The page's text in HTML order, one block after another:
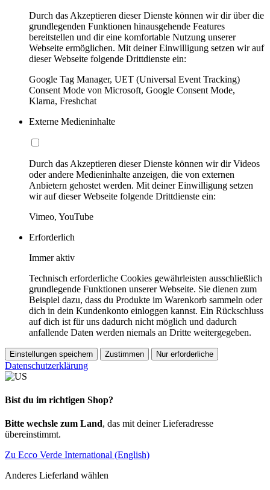
Durch das Akzeptieren dieser Dienste können wir dir über die
grundlegenden Funktionen hinausgehende Features
bereitstellen und dir eine komfortable Nutzung unserer
Webseite ermöglichen. Mit deiner Einwilligung setzen wir auf
dieser Webseite folgende Drittdienste ein:
Google Tag Manager, UET (Universal Event Tracking)
Consent Mode von Microsoft, Google Consent Mode,
Klarna, Freshchat
Externe Medieninhalte
Durch das Akzeptieren dieser Dienste können wir dir Videos
oder andere Medieninhalte anzeigen, die von externen
Anbietern gehostet werden. Mit deiner Einwilligung setzen
wir auf dieser Webseite folgende Drittdienste ein:
Vimeo, YouTube
Erforderlich
Immer aktiv
Technisch erforderliche Cookies gewährleisten ausschließlich
grundlegende Funktionen unserer Webseite. Sie dienen zum
Beispiel dazu, dass du Produkte im Warenkorb sammeln oder
dich in dein Kundenkonto einloggen kannst. Ein Rückschluss
auf dich ist für uns dadurch nicht möglich und dadurch
anfallende Daten werden niemals an Dritte weitergegeben.
Einstellungen speichern Zustimmen Nur erforderliche
Datenschutzerklärung
Bist du im richtigen Shop?
Bitte wechsle zum Land, das mit deiner Lieferadresse
übereinstimmt.
Zu Ecco Verde International (English)
Anderes Lieferland wählen